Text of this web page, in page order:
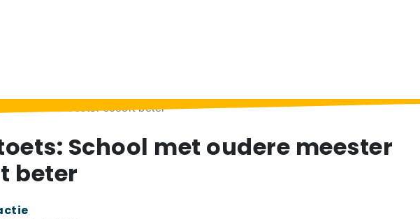
oudere meester scoort beter
School met oudere meester
beter